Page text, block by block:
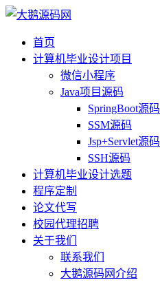
首页
计算机毕业设计项目
微信小程序
Java项目源码
SpringBoot源码
SSM源码
Jsp+Servlet源码
SSH源码
计算机毕业设计选题
程序定制
论文代写
校园代理招聘
关于我们
联系我们
大鹅源码网介绍